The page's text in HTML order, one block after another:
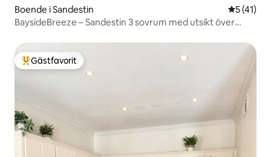
Boende i Sandestin 5 av 5 i
5 (41)
BaysideBreeze – Sandestin 3 sovrum med utsikt över
Populär gästfavorit
Gästfavorit